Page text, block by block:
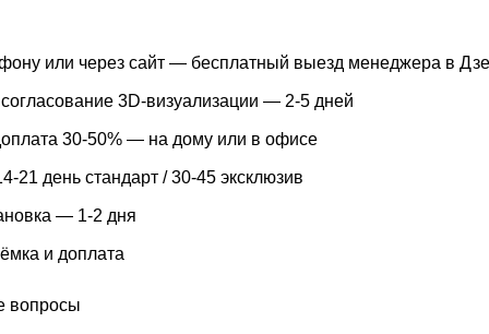
или через сайт — бесплатный выезд менеджера в
3D-визуализации — 2-5 дней
30-50% — на дому или в офисе
21 день стандарт / 30-45 эксклюзив
— 1-2 дня
и доплата
вопросы